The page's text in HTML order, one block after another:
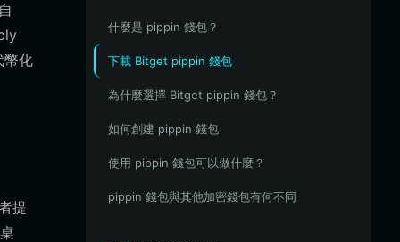
幣化
提
什麼是 pippin 錢包？
下載 Bitget pippin 錢包
為什麼選擇 Bitget pippin 錢包？
如何創建 pippin 錢包
使用 pippin 錢包可以做什麼？
pippin 錢包與其他加密錢包有何不同